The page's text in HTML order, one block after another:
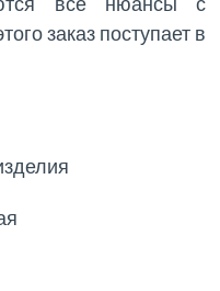
заказ поступает в